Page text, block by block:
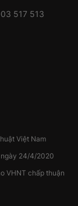
517 513
Việt Nam
ngày 24/4/2020
VHNT chấp thuận